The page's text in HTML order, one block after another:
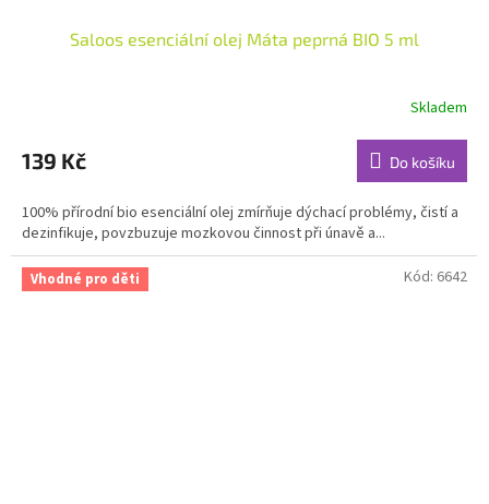
Saloos esenciální olej Máta peprná BIO 5 ml
produktu
je
z
5
hvězdiček.
Skladem
139 Kč Do košíku
100% přírodní bio esenciální olej zmírňuje dýchací problémy, čistí a
dezinfikuje, povzbuzuje mozkovou činnost při únavě a...
Vhodné pro děti Kód: 6642